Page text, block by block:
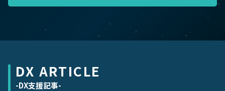
もっと見る
もっと見る
DX ARTICLE
-DX支援記事-